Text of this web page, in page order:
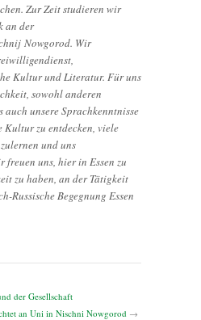
Zur Zeit studieren wir
an der
Nowgorod. Wir
Kultur und Literatur. Für uns
sowohl anderen
auch unsere Sprachkenntnisse
Kultur zu entdecken, viele
und uns
uns, hier in Essen zu
zu haben, an der Tätigkeit
Russische Begegnung Essen
der Gesellschaft
an Uni in Nischni Nowgorod →